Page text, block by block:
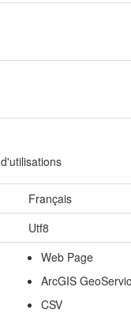
Français
Utf8
Web Page
ArcGIS
CSV